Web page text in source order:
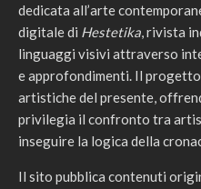
dedicata all’arte
digitale di Hestetika, rivista
linguaggi visivi attraverso
e approfondimenti. Il
artistiche del presente,
privilegia il confronto tra
inseguire la logica della
Il sito pubblica contenuti